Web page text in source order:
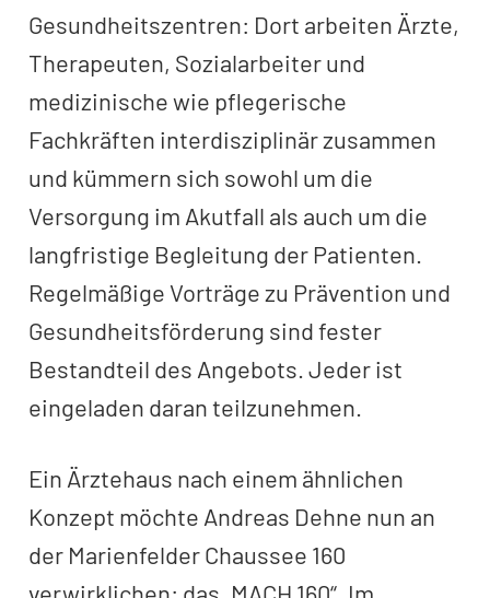
Gesundheitszentren: Dort arbeiten Ärzte,
Therapeuten, Sozialarbeiter und
medizinische wie pflegerische
Fachkräften interdisziplinär zusammen
und kümmern sich sowohl um die
Versorgung im Akutfall als auch um die
langfristige Begleitung der Patienten.
Regelmäßige Vorträge zu Prävention und
Gesundheitsförderung sind fester
Bestandteil des Angebots. Jeder ist
eingeladen daran teilzunehmen.
Ein Ärztehaus nach einem ähnlichen
Konzept möchte Andreas Dehne nun an
der Marienfelder Chaussee 160